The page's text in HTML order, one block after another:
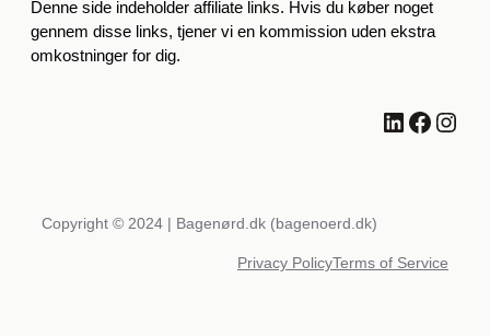
Denne side indeholder affiliate links. Hvis du køber noget
gennem disse links, tjener vi en kommission uden ekstra
omkostninger for dig.
LinkedIn Facebook Instagram
Copyright © 2024 | Bagenørd.dk (bagenoerd.dk)
Privacy PolicyTerms of Service